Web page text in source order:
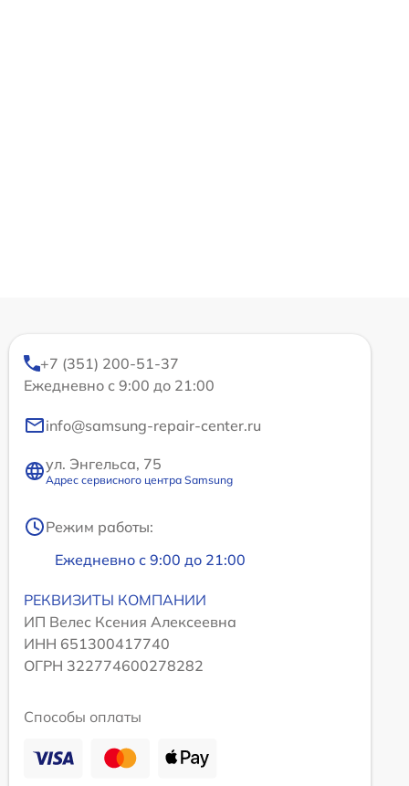
+7 (351) 200-51-37
Ежедневно с 9:00 до 21:00
info@samsung-repair-center.ru
ул. Энгельса, 75
Адрес сервисного центра Samsung
Режим работы:
Ежедневно с 9:00 до 21:00
РЕКВИЗИТЫ КОМПАНИИ
ИП Велес Ксения Алексеевна
ИНН 651300417740
ОГРН 322774600278282
Способы оплаты